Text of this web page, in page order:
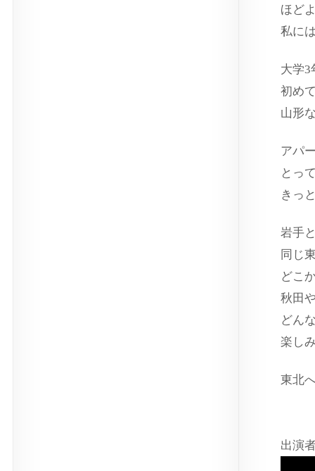
ほど
私に
大学3
初め
山形
アパ
とっ
きっ
岩手
同じ
どこ
秋田
どん
楽し
東北
出演